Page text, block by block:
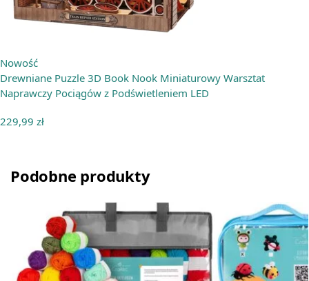
Nowość
Drewniane Puzzle 3D Book Nook Miniaturowy Warsztat
Naprawczy Pociągów z Podświetleniem LED
229,99 zł
Podobne produkty